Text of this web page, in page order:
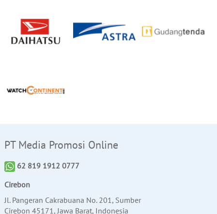
PT Media Promosi Online
62 819 1912 0777
Cirebon
Jl. Pangeran Cakrabuana No. 201, Sumber
Cirebon 45171, Jawa Barat, Indonesia